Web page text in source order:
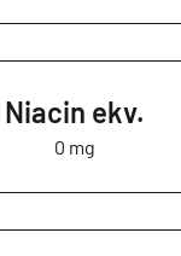
Niacin ekv.
0 mg